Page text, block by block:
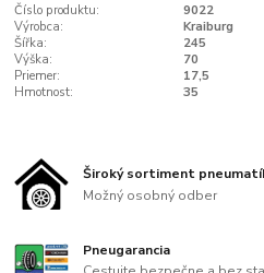
Číslo produktu:
9022
Výrobca:
Kraiburg
Šířka:
245
Výška:
70
Priemer:
17,5
Hmotnost:
35
Široký sortiment
Možný osobný odber
Pneugarancia